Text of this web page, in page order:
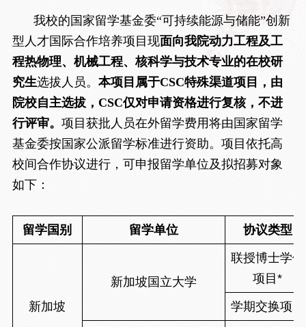
我校的国家留学基金委“可持续能源与储能”创新
型人才国际合作培养项目现面向我院动力工程及工
程热物理、机械工程、核科学与技术专业的在校研
究生选拔人员。 本项目属于CSC特殊渠道项目，由
院校自主选拔，CSC仅对申请资格进行复核，不进
行评审。 项目获批人员在外留学费用将由国家留学
基金委按国家公派留学标准进行资助。项目依托高
校间合作协议进行，可申报留学单位及拟招募对象
如下：
留学国别 留学单位 协议类型
新加坡
新加坡国立大学
联授博士学位
项目*
学期交换项目